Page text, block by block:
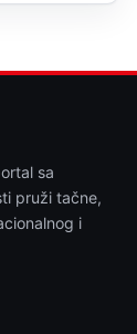
sa
pruži tačne,
i